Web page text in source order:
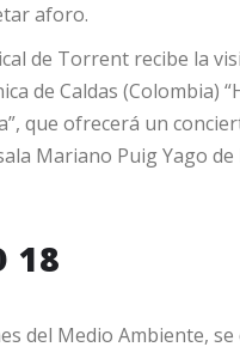
aforo.
de Torrent recibe la
de Caldas (Colombia)
que ofrecerá un
Mariano Puig Yago de
18
del Medio Ambiente,